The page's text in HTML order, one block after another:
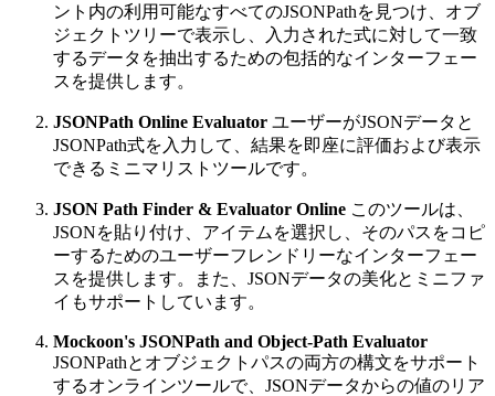
ント内の利用可能なすべてのJSONPathを見つけ、オブ
ジェクトツリーで表示し、入力された式に対して一致
するデータを抽出するための包括的なインターフェー
スを提供します。
JSONPath Online Evaluator ユーザーがJSONデータと
JSONPath式を入力して、結果を即座に評価および表示
できるミニマリストツールです。
JSON Path Finder & Evaluator Online このツールは、
JSONを貼り付け、アイテムを選択し、そのパスをコピ
ーするためのユーザーフレンドリーなインターフェー
スを提供します。また、JSONデータの美化とミニファ
イもサポートしています。
Mockoon's JSONPath and Object-Path Evaluator
JSONPathとオブジェクトパスの両方の構文をサポート
するオンラインツールで、JSONデータからの値のリア